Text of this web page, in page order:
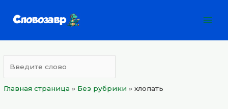
Главная страница » Без рубрики »хлопать